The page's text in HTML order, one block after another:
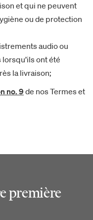
et qui ne peuvent
ou de protection
audio ou
ont été
la livraison;
no. 9de nos Termes et
première